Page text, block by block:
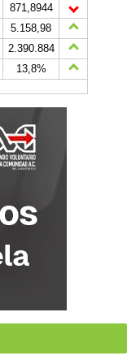
871,8944
5.158,98
2.390.884
13,8%